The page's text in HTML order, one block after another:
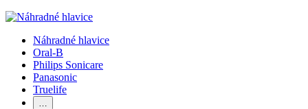
Náhradné hlavice
Oral-B
Philips Sonicare
Panasonic
Truelife
…